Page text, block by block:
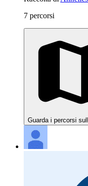
7 percorsi
Guarda i percorsi